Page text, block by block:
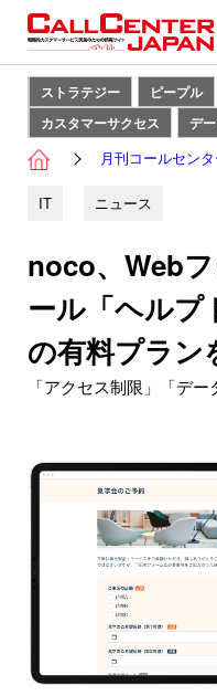
ストラテジー ピープル
カスタマーサクセス
デ
月刊コールセン
IT ニュース
noco、Web
ール「ヘルプ
の有料プラン
「アクセス制限」「デ